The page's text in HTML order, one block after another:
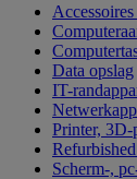
Data opslag
IT-
Printer, 3D-
Scherm-,